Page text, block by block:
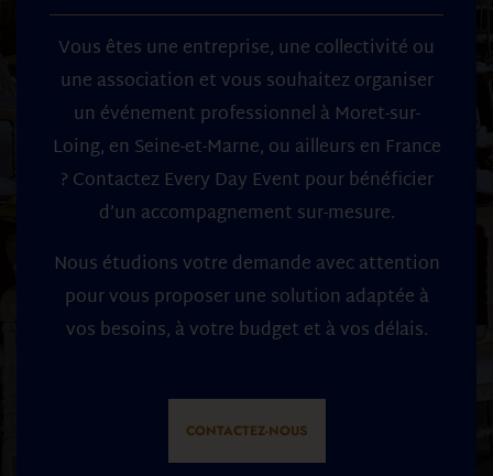
Vous êtes une entreprise, une collectivité ou
une association et vous souhaitez organiser
un événement professionnel à Moret-sur-
Loing, en Seine-et-Marne, ou ailleurs en France
? Contactez Every Day Event pour bénéficier
d’un accompagnement sur-mesure.
Nous étudions votre demande avec attention
pour vous proposer une solution adaptée à
vos besoins, à votre budget et à vos délais.
CONTACTEZ-NOUS